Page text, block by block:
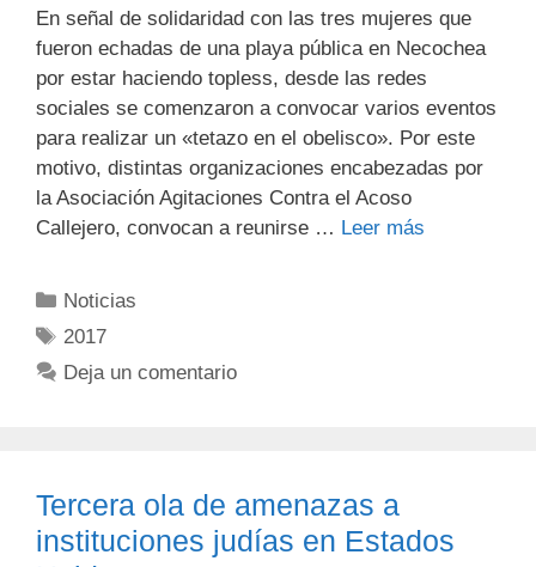
En señal de solidaridad con las tres mujeres que
fueron echadas de una playa pública en Necochea
por estar haciendo topless, desde las redes
sociales se comenzaron a convocar varios eventos
para realizar un «tetazo en el obelisco». Por este
motivo, distintas organizaciones encabezadas por
la Asociación Agitaciones Contra el Acoso
Callejero, convocan a reunirse … Leer más
Noticias
2017
Deja un comentario
Tercera ola de amenazas a
instituciones judías en Estados